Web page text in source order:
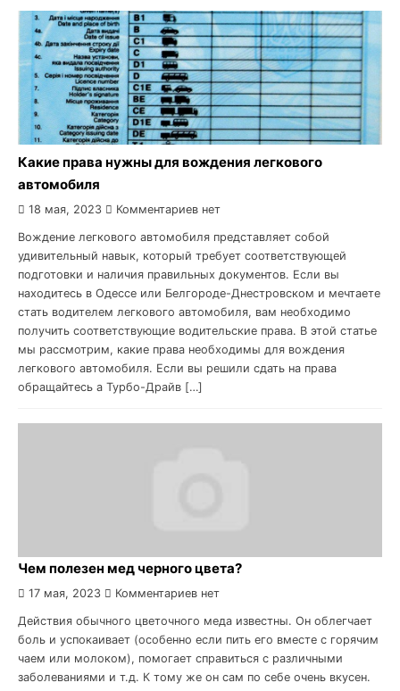
Какие права нужны для вождения легкового
автомобиля
18 мая, 2023 Комментариев нет
Вождение легкового автомобиля представляет собой
удивительный навык, который требует соответствующей
подготовки и наличия правильных документов. Если вы
находитесь в Одессе или Белгороде-Днестровском и мечтаете
стать водителем легкового автомобиля, вам необходимо
получить соответствующие водительские права. В этой статье
мы рассмотрим, какие права необходимы для вождения
легкового автомобиля. Если вы решили сдать на права
обращайтесь а Турбо-Драйв […]
Чем полезен мед черного цвета?
17 мая, 2023 Комментариев нет
Действия обычного цветочного меда известны. Он облегчает
боль и успокаивает (особенно если пить его вместе с горячим
чаем или молоком), помогает справиться с различными
заболеваниями и т.д. К тому же он сам по себе очень вкусен.